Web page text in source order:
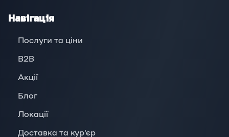
Навігація
Послуги та ціни
B2B
Акції
Блог
Локації
Доставка та кур'єр